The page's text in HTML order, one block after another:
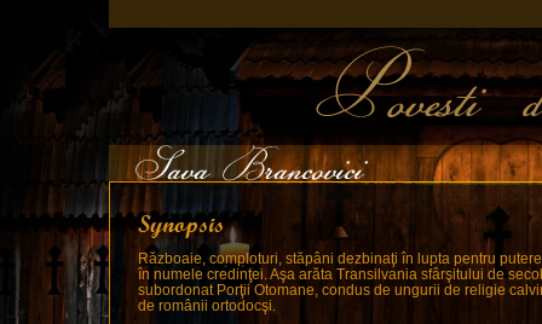
Războaie, comploturi, stăpâni dezbinaţi în lupta pentru
în numele credinţei. Aşa arăta Transilvania sfârşitului de
subordonat Porţii Otomane, condus de ungurii de religie
de românii ortodocşi.